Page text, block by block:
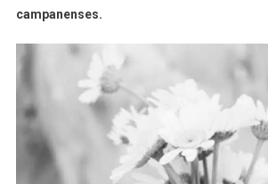
campanenses.